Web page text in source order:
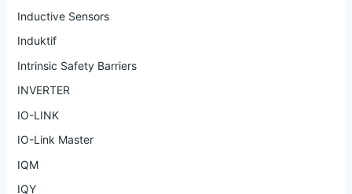
Inductive Sensors
Induktif
Intrinsic Safety Barriers
INVERTER
IO-LINK
IO-Link Master
IQM
IQY